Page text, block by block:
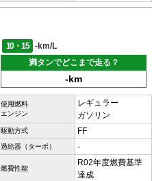
10・15
-km/L
満タンでどこまで走る？
-km
使用燃料
エンジン
レギュラー
ガソリン
駆動方式 FF
過給器（ターボ） -
燃費性能
R02年度燃費基準
達成